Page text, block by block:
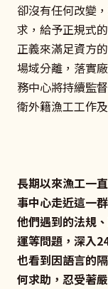
卻沒有任何改變
求，給予正規式
正義來滿足資方
場域分離，落實
務中心將持續監
衛外籍漁工工作
長期以來漁工一
事中心走近這一
他們遇到的法規
運等問題，深入
也看到因語言的
何求助，忍受著